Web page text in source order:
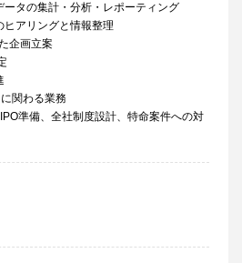
タの集計・分析・レポーティング
アリングと情報整理
企画立案
関わる業務
準備、全社制度設計、特命案件への対